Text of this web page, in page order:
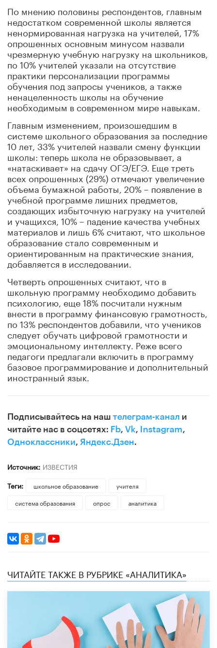
По мнению половины респондентов, главным
недостатком современной школы является
ненормированная нагрузка на учителей, 17%
опрошенных основным минусом назвали
чрезмерную учебную нагрузку на школьников,
по 10% учителей указали на отсутствие
практики персонализации программы
обучения под запросы учеников, а также
ненацеленность школы на обучение
необходимым в современном мире навыкам.
Главным изменением, произошедшим в
системе школьного образования за последние
10 лет, 33% учителей назвали смену функции
школы: теперь школа не образовывает, а
«натаскивает» на сдачу ОГЭ/ЕГЭ. Еще треть
всех опрошенных (29%) отмечают увеличение
объема бумажной работы, 20% – появление в
учебной программе лишних предметов,
создающих избыточную нагрузку на учителей
и учащихся, 10% – падение качества учебных
материалов и лишь 6% считают, что школьное
образование стало современным и
ориентированным на практические знания,
добавляется в исследовании.
Четверть опрошенных считают, что в
школьную программу необходимо добавить
психологию, еще 18% посчитали нужным
внести в программу финансовую грамотность,
по 13% респондентов добавили, что учеников
следует обучать цифровой грамотности и
эмоциональному интеллекту. Реже всего
педагоги предлагали включить в программу
базовое программирование и дополнительный
иностранный язык.
Подписывайтесь на наш телеграм-канал и
читайте нас в соцсетях: Fb, Vk, Instagram,
Одноклассники, Яндекс.Дзен.
Источник: ИЗВЕСТИЯ
Теги:
школьное образование
учителя
система образования
опрос аналитика
ЧИТАЙТЕ ТАКЖЕ В РУБРИКЕ «АНАЛИТИКА»